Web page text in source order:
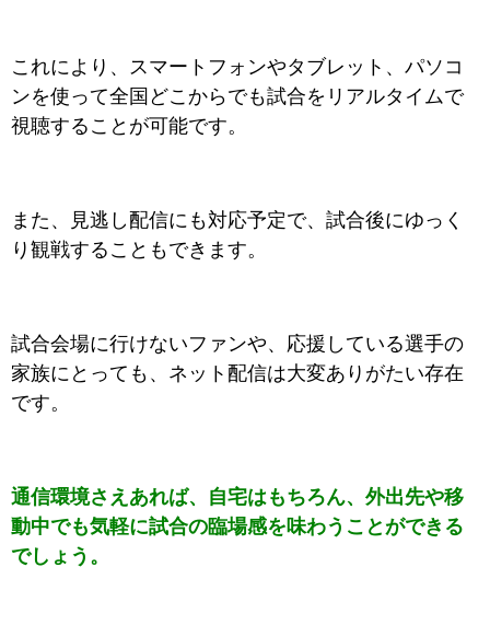
これにより、スマートフォンやタブレット、パソコ
ンを使って全国どこからでも試合をリアルタイムで
視聴することが可能です。
また、見逃し配信にも対応予定で、試合後にゆっく
り観戦することもできます。
試合会場に行けないファンや、応援している選手の
家族にとっても、ネット配信は大変ありがたい存在
です。
通信環境さえあれば、自宅はもちろん、外出先や移
動中でも気軽に試合の臨場感を味わうことができる
でしょう。